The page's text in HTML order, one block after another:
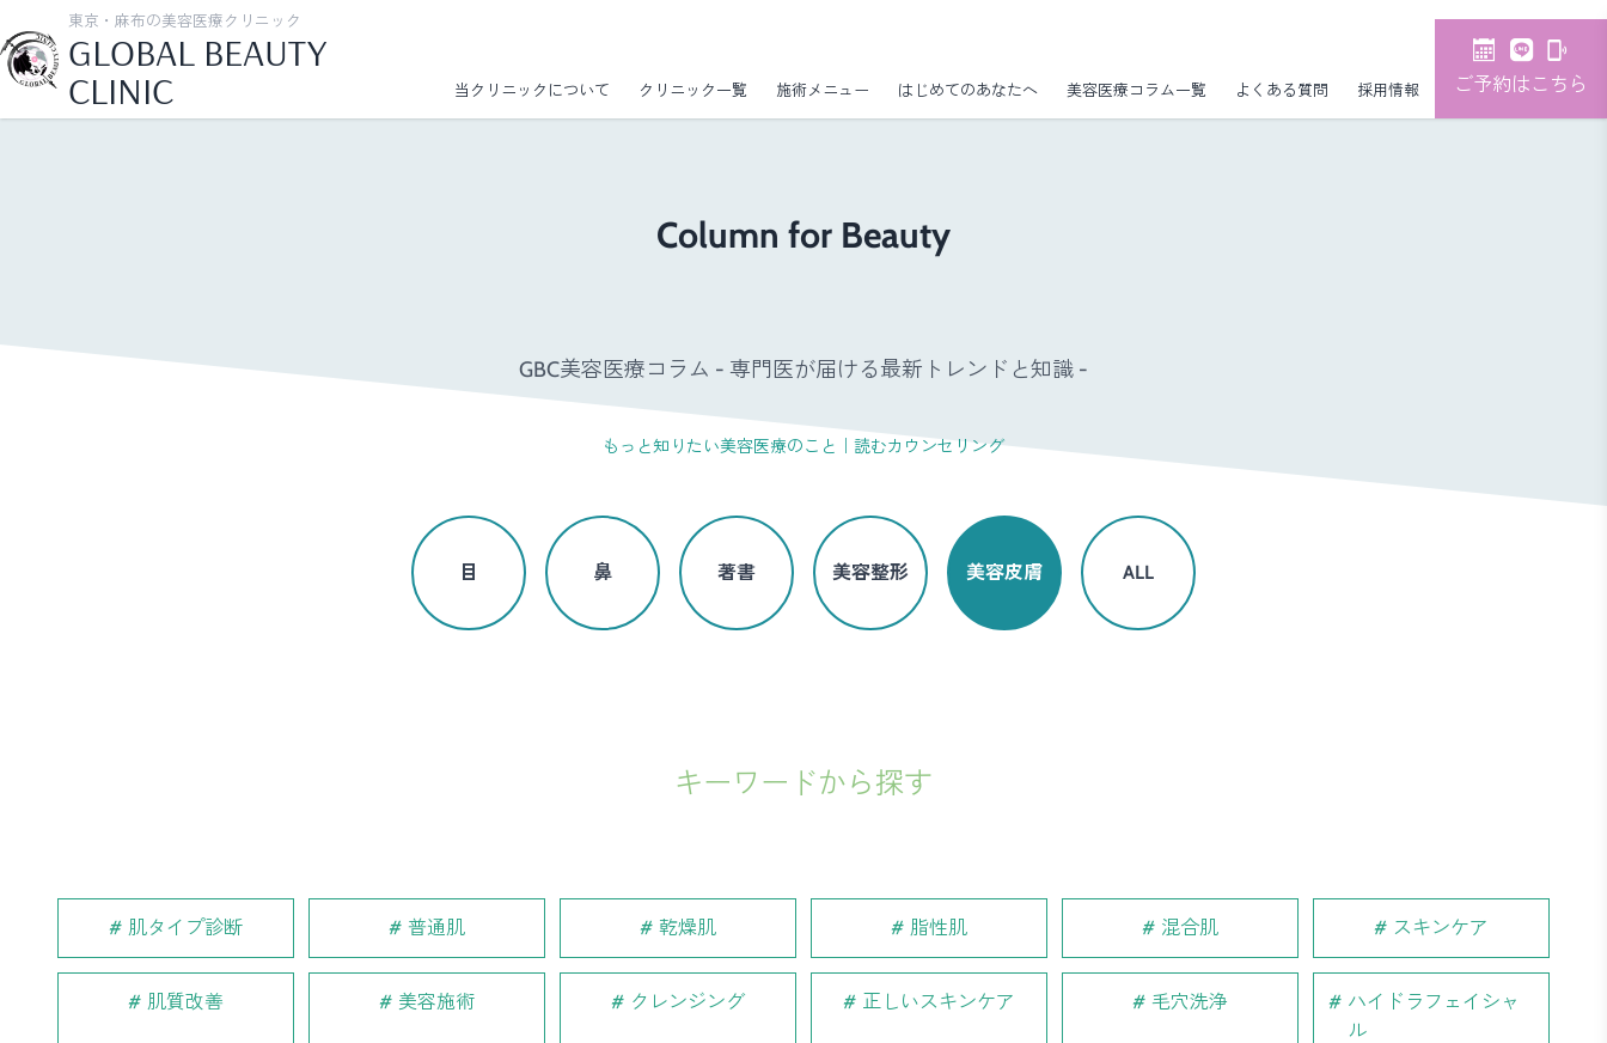
東京・麻布の美容医療クリニック
GLOBAL BEAUTY
CLINIC
当クリニックについて クリニック一覧 施術メニュー はじめてのあなたへ 美容医療コラム一覧 よくある質問 採用情報 ご予約はこちら
Column for Beauty
GBC美容医療コラム - 専門医が届ける最新トレンドと知識 -
もっと知りたい美容医療のこと｜読むカウンセリング
目 鼻 著書 美容整形 美容皮膚 ALL
キーワードから探す
肌タイプ診断 普通肌 乾燥肌 脂性肌 混合肌 スキンケア
肌質改善 美容施術 クレンジング 正しいスキンケア 毛穴洗浄
ハイドラフェイシャ
ル